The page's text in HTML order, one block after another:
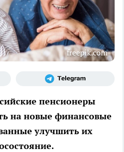
freepik.com
пенсионеры
на новые финансовые
улучшить их